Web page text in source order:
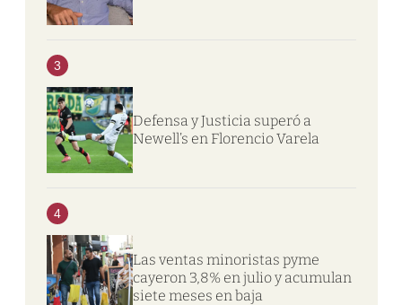
3
Defensa y Justicia superó a
Newell’s en Florencio Varela
4
Las ventas minoristas pyme
cayeron 3,8% en julio y acumulan
siete meses en baja